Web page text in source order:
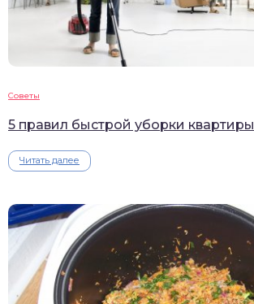
Советы
5 правил быстрой уборки квартиры
Читать далее